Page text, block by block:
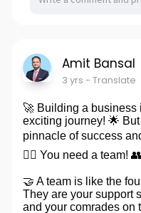
Amit Bansal
3 yrs - Translate
🚀 Building a business
exciting journey! 🌟
pinnacle of success
🙅‍♂️ You need a team! 👥
🤝 A team is like the
They are your support
and your comrades on